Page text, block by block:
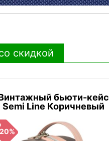
скидкой
бьюти-кейс
Semi Line Коричневый